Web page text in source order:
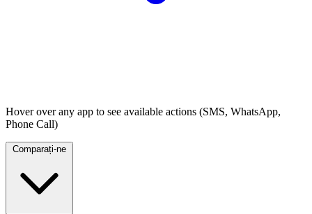
Hover over any app to see available actions (SMS, WhatsApp,
Phone Call)